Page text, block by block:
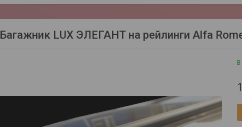
Багажник LUX ЭЛЕГАНТ на рейлинги Alfa